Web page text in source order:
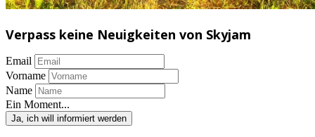
Verpass keine Neuigkeiten von Skyjam
Email
Vorname
Name
Ein Moment...
Ja, ich will informiert werden